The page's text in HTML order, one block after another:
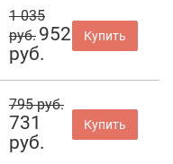
1 035
руб. 952
руб.
Купить
795 руб.
731
руб.
Купить